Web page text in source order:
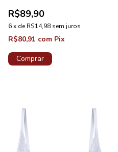
R$89,90
6x deR$14,98 sem juros
R$80,91 com Pix
Comprar